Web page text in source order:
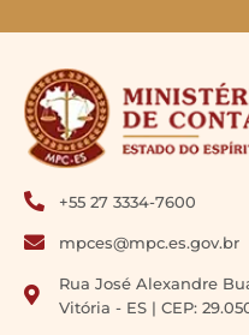
+55 27 3334-7600
mpces@mpc.es.gov.br
Rua José Alexandre
Vitória - ES | CEP: